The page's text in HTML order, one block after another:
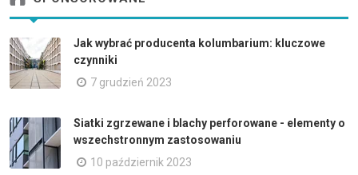
Jak wybrać producenta kolumbarium: kluczowe
czynniki
7 grudzień 2023
Siatki zgrzewane i blachy perforowane - elementy o
wszechstronnym zastosowaniu
10 październik 2023